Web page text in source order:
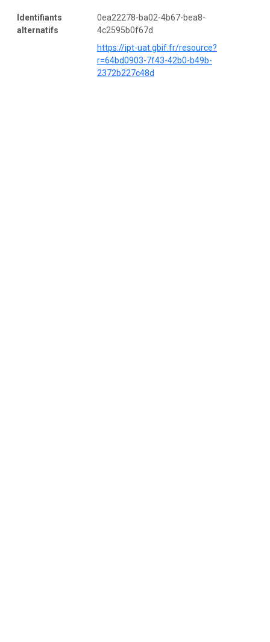
Identifiants
alternatifs
0ea22278-ba02-4b67-bea8-
4c2595b0f67d
https://ipt-uat.gbif.fr/resource?
r=64bd0903-7f43-42b0-b49b-
2372b227c48d